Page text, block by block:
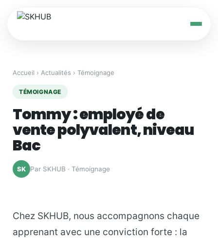
Accueil › Actualités › Témoignage
TÉMOIGNAGE
Tommy : employé de
vente polyvalent, niveau
Bac
SK Par SKHUB · Témoignage
Chez SKHUB, nous accompagnons chaque
apprenant avec une conviction forte : la